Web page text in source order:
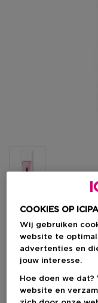
Kortingsprijs
€ 31,11
Aanbevolen
COOKIES OP
Wij gebruiken
website te
advertenties en
jouw interesse.
Hoe doen we
website en